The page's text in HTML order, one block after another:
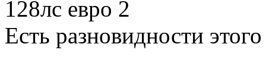
128лс евро 2
Есть разновидности